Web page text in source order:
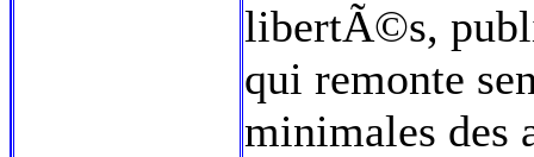
libertÃ©s,
qui remonte
minimales des